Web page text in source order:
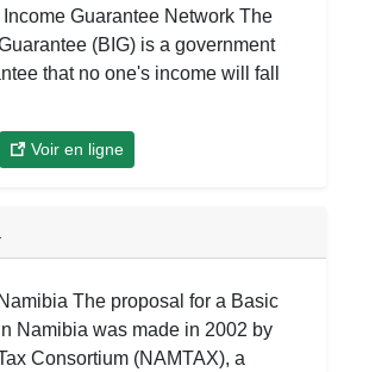
Guarantee Network The
(BIG) is a government
that no one's income will fall
Voir en ligne
The proposal for a Basic
Namibia was made in 2002 by
Consortium (NAMTAX), a